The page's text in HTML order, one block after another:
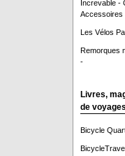
Increvable -
Accessoires
Les Vélos
Remorques
-
Livres,
de voyages
Bicycle